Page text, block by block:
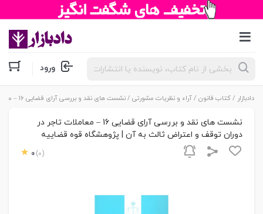
جستجوی
محصولات ورود
دادبازار /کتاب قانون /آراء و نظریات مشورتی / نشست های نقد و بررسی آرای قضایی 16 – معاملات تاجر در دوران توقف و اعتراض ثالث به آن | پژوهشگاه قوه قضاییه
نشست های نقد و بررسی آرای قضایی 16 – معاملات تاجر در
دوران توقف و اعتراض ثالث به آن | پژوهشگاه قوه قضاییه
0 (0)